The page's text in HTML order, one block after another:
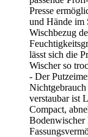
Presse
und Hände im
Wischbezug
lässt sich die
Wischer so
- Der
Nichtgebrauch
verstaubar ist
Compact,
Bodenwischer